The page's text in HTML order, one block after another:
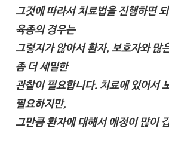
그것에 따라서 치료법을 진행하면
육종의 경우는
그렇지가 않아서 환자, 보호자와 많
좀 더 세밀한
관찰이 필요합니다. 치료에 있어서
필요하지만,
그만큼 환자에 대해서 애정이 많이